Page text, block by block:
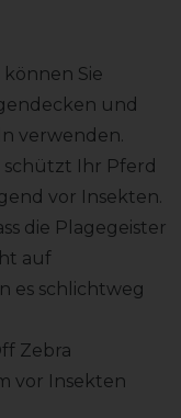
Sie
und
verwenden.
schützt Ihr Pferd
vor Insekten.
die Plagegeister
auf
es schlichtweg
Zebra
vor Insekten